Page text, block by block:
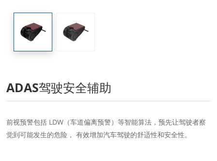
ADAS驾驶安全辅助
前视预警包括 LDW（车道偏离预警）等智能算法，预先让驾驶者察
觉到可能发生的危险， 有效增加汽车驾驶的舒适性和安全性。